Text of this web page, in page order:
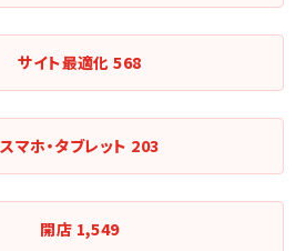
サイト最適化568
スマホ・タブレット 203
開店 1,549